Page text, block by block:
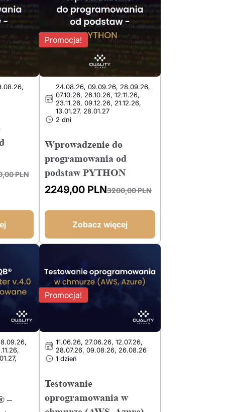
PLN
Promocja!
24.08.26, 09.09.26, 28.09.26,
07.10.26, 26.10.26, 12.11.26,
23.11.26, 09.12.26, 21.12.26,
13.01.27, 28.01.27
2 dni
Wprowadzenie do
programowania od
podstaw PYTHON
3200,00PLN
cena
wynosiła:
2249,00 PLN
cena
Zobacz więcej
–
Promocja!
11.06.26, 27.06.26, 12.07.26,
28.07.26, 09.08.26, 26.08.26
1 dzień
Testowanie
oprogramowania w